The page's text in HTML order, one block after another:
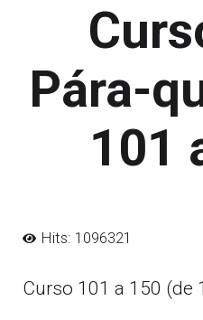
Pára-
101
Hits: 1096321
Curso 101 a 150 (de